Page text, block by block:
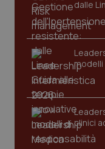
dalle
clinici
Nome